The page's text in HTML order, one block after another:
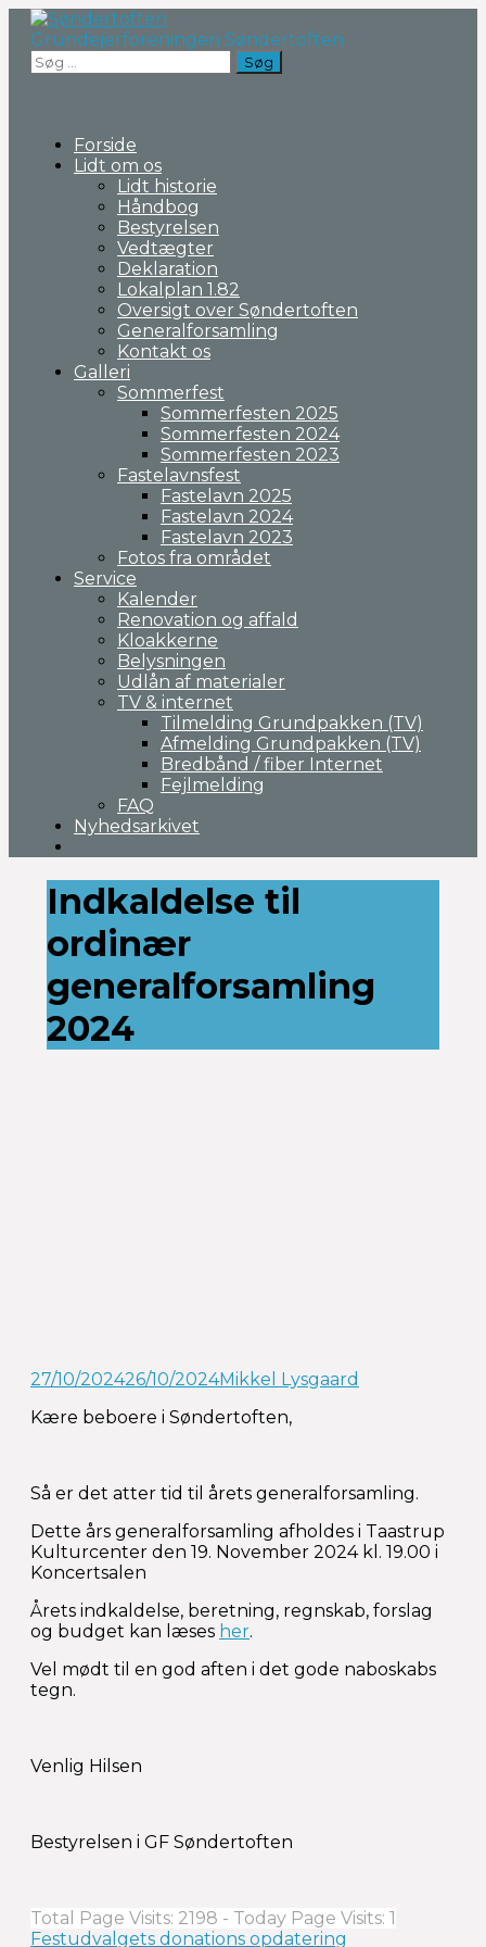
Fortsæt
indhold
Grundejerforeningen Søndertoften
Søg
efter:
Forside
Lidt om os
Lidt historie
Håndbog
Bestyrelsen
Vedtægter
Deklaration
Lokalplan 1.82
Oversigt over Søndertoften
Generalforsamling
Kontakt os
Galleri
Sommerfest
Sommerfesten 2025
Sommerfesten 2024
Sommerfesten 2023
Fastelavnsfest
Fastelavn 2025
Fastelavn 2024
Fastelavn 2023
Fotos fra området
Service
Kalender
Renovation og affald
Kloakkerne
Belysningen
Udlån af materialer
TV & internet
Tilmelding Grundpakken (TV)
Afmelding Grundpakken (TV)
Bredbånd / fiber Internet
Fejlmelding
FAQ
Nyhedsarkivet
Indkaldelse til
ordinær
generalforsamling
2024
27/10/202426/10/2024Mikkel Lysgaard
Kære beboere i Søndertoften,
Så er det atter tid til årets generalforsamling.
Dette års generalforsamling afholdes i Taastrup
Kulturcenter den 19. November 2024 kl. 19.00 i
Koncertsalen
Årets indkaldelse, beretning, regnskab, forslag
og budget kan læses her.
Vel mødt til en god aften i det gode naboskabs
tegn.
Venlig Hilsen
Bestyrelsen i GF Søndertoften
Total Page Visits: 2198 - Today Page Visits: 1
Festudvalgets donations opdatering